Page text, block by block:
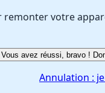
remonter votre
Vous avez réussi, bravo !
Annulation :